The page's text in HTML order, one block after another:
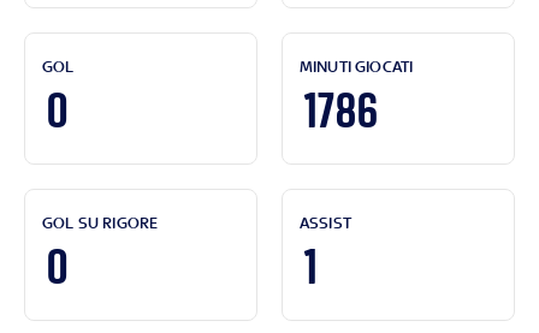
GOL
0
MINUTI GIOCATI
1786
GOL SU RIGORE
0
ASSIST
1